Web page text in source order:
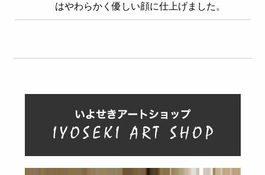
はやわらかく優しい顔に仕上げました。